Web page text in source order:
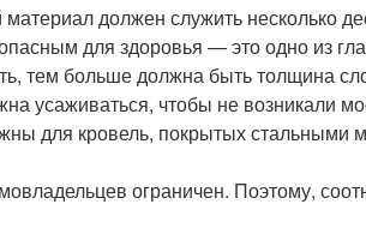
должен служить несколько
для здоровья — это одно из
тем больше должна быть толщина
усаживаться, чтобы не возникали
для кровель, покрытых стальными
ограничен. Поэтому,